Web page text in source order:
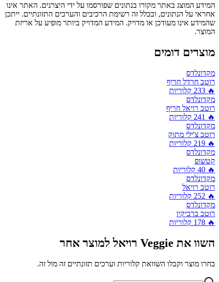
המידע המוצג באתר מקורו בנתונים שפורסמו על ידי היצרנים. האתר אינו
אחראי על הנתונים, ובכלל זה רשימת הרכיבים והערכים התזונתיים. ייתכן
שהמידע אינו מעודכן או מדויק. המידע המדויק ביותר מופיע על אריזת
המוצר.
מוצרים דומים
מקדונלדס
רוטב חרדל חריף
🔥
233 קלוריות
מקדונלדס
רוטב רויאל חריף
🔥
241 קלוריות
מקדונלדס
רוטב צ'ילי מתוק
🔥
219 קלוריות
מקדונלדס
קטשופ
🔥
40 קלוריות
מקדונלדס
רוטב רויאל
🔥
252 קלוריות
מקדונלדס
רוטב ברביקיו
🔥
178 קלוריות
השוו את Veggie רויאל למוצר אחר
בחרו מוצר וקבלו השוואת קלוריות וערכים תזונתיים זה מול זה.